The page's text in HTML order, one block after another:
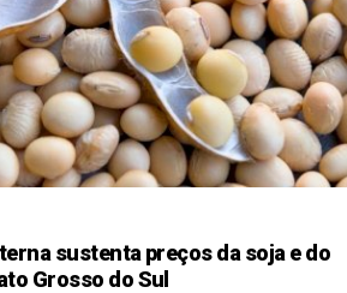
sustenta preços da soja e do
Grosso do Sul